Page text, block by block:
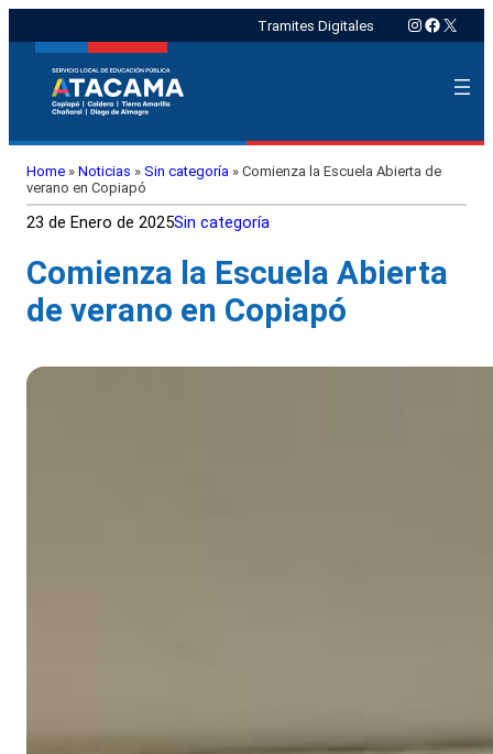
Tramites Digitales Instagram
X
Home » Noticias » Sin categoría » Comienza la Escuela Abierta de
verano en Copiapó
23 de Enero de 2025Sin categoría
Comienza la Escuela Abierta
de verano en Copiapó